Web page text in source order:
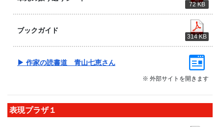
72 KB
ブックガイド
314 KB
▶ 作家の読書道 青山七恵さん
※ 外部サイトを開きます
表現プラザ１